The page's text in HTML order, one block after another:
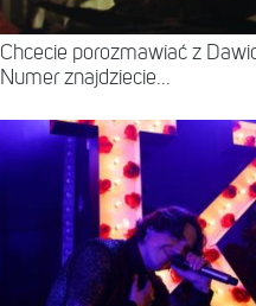
Chcecie porozmawiać z
Numer znajdziecie...